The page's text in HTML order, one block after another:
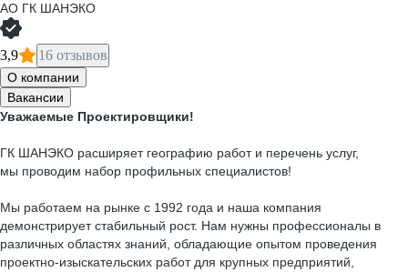
АО ГК ШАНЭКО
3,9 16 отзывов
О компании
Вакансии
Уважаемые Проектировщики!
ГК ШАНЭКО расширяет географию работ и перечень услуг,
мы проводим набор профильных специалистов!
Мы работаем на рынке с 1992 года и наша компания
демонстрирует стабильный рост. Нам нужны профессионалы в
различных областях знаний, обладающие опытом проведения
проектно-изыскательских работ для крупных предприятий,